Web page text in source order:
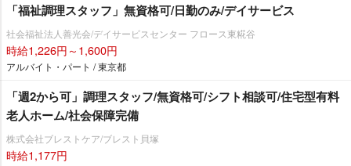
「福祉調理スタッフ」無資格可/日勤のみ/デイサービス
社会福祉法人善光会/デイサービスセンター フロース東糀谷
時給1,226円～1,600円
アルバイト・パート / 東京都
「週2から可」調理スタッフ/無資格可/シフト相談可/住宅型有料
老人ホーム/社会保障完備
株式会社ブレストケア/ブレスト貝塚
時給1,177円